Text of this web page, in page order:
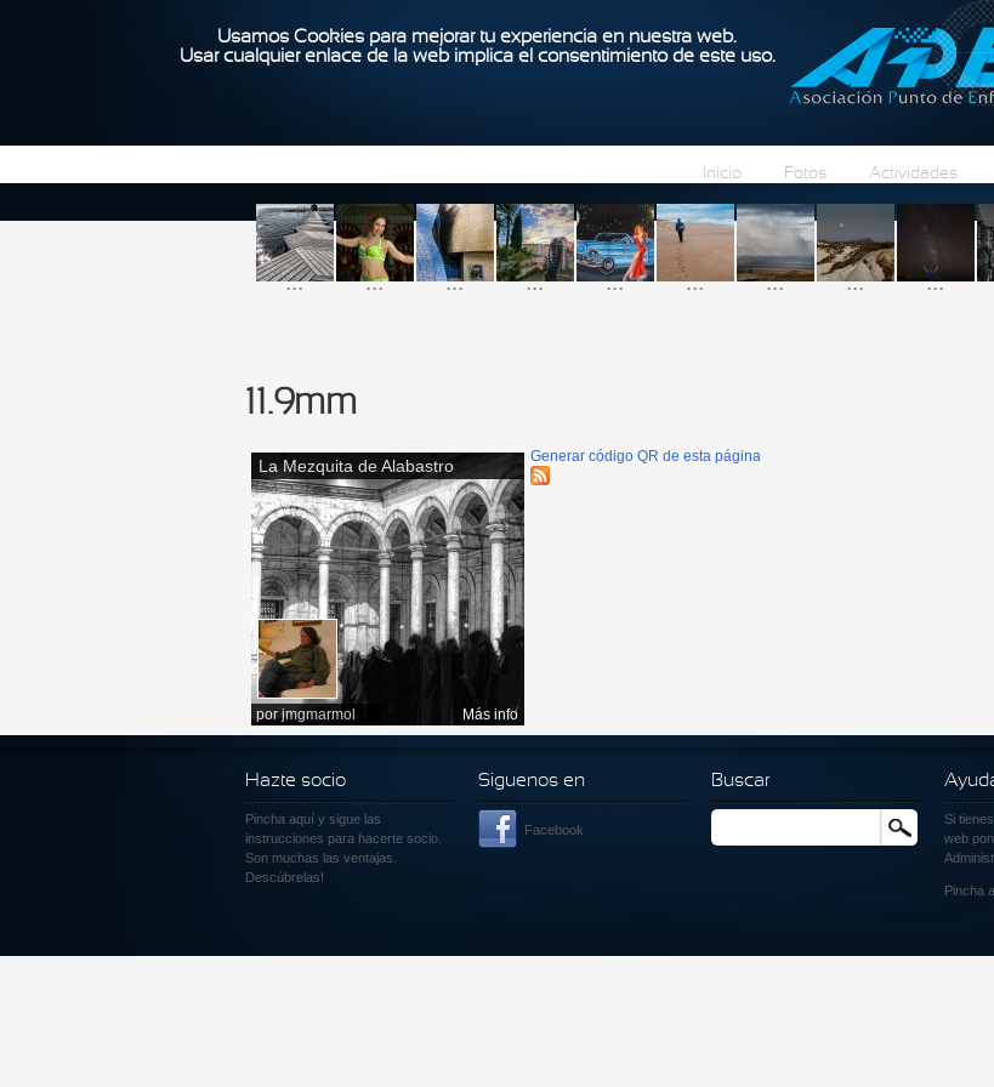
Usamos Cookies para mejorar tu experiencia en nuestra web.
Usar cualquier enlace de la web implica el consentimiento de este uso.
Pasar al contenido principal
Inicio Fotos Actividades
... ... ... ... ... ... ... ... ...
11.9mm
La Mezquita de Alabastro
porjmgmarmol Más info
Generar código QR de esta página
Hazte socio
Pincha aquí y sigue las
instrucciones para hacerte socio.
Son muchas las ventajas.
Descúbrelas!
Siguenos en
Facebook
Buscar
Buscar
Si
web
Pincha